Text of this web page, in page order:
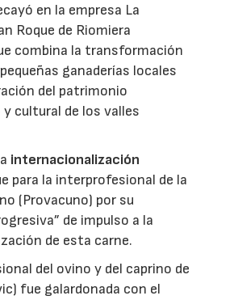
en la empresa La
Roque de Riomiera
combina la transformación
ganaderías locales
del patrimonio
cultural de los valles
internacionalización
para la interprofesional de la
(Provacuno) por su
de impulso a la
de esta carne.
del ovino y del caprino de
fue galardonada con el